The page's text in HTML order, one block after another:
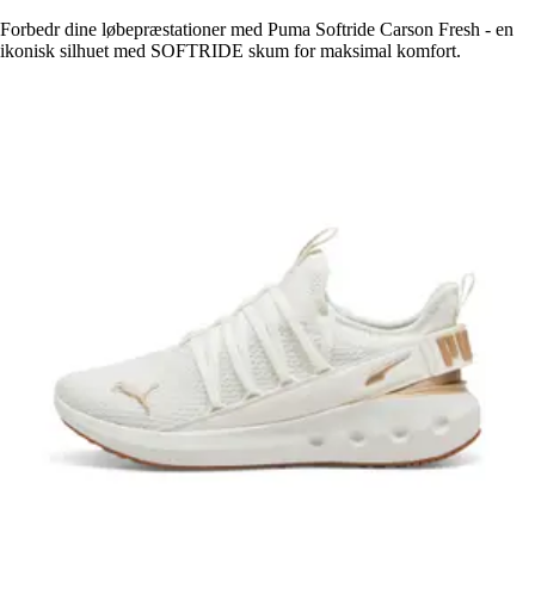
Forbedr dine løbepræstationer med Puma Softride Carson Fresh - en
ikonisk silhuet med SOFTRIDE skum for maksimal komfort.